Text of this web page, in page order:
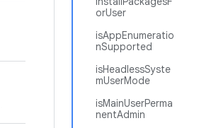
orUser
isAppEnumeratio
nSupported
isHeadlessSyste
mUserMode
isMainUserPerma
nentAdmin